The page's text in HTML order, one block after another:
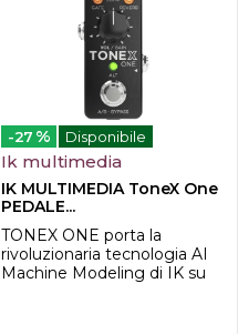
-27 % Disponibile
Ik multimedia
IK MULTIMEDIA ToneX One
PEDALE...
TONEX ONE porta la
rivoluzionaria tecnologia AI
Machine Modeling di IK su